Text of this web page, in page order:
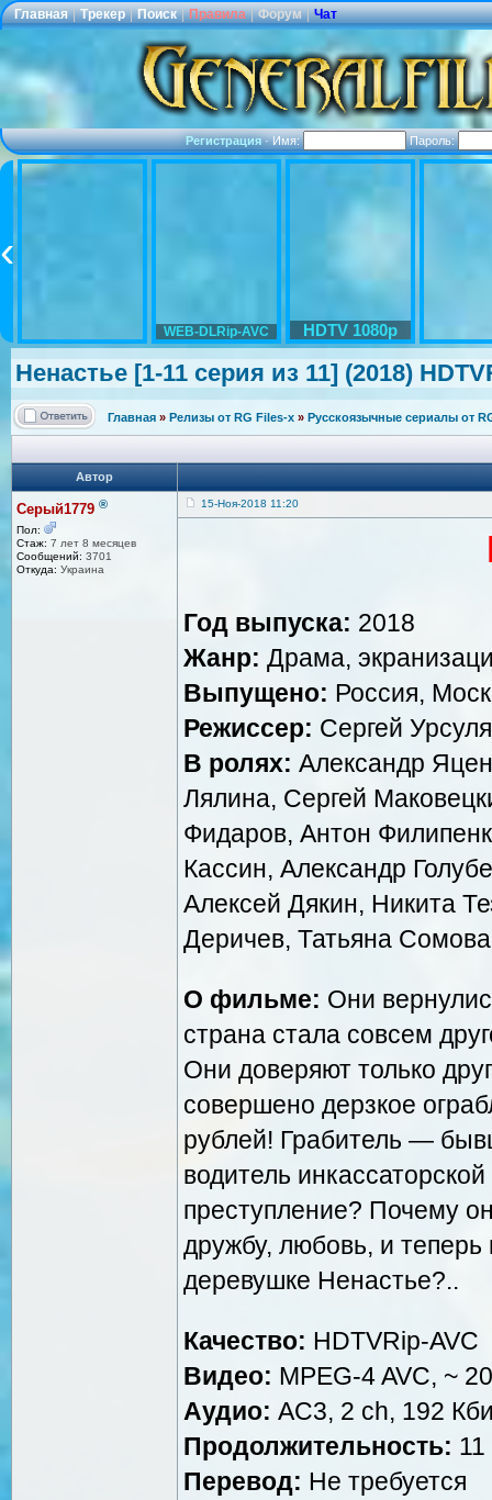
Главная | Трекер | Поиск | Правила | Форум | Чат
Регистрация·Имя: Пароль:
WEB-DLRip-AVC HDTV 1080p
Ненастье [1-11 серия из 11] (2018)
Главная » Релизы от RG Files-x » Русскоязычные сериалы от
Автор
Серый1779 ®
Пол:
Стаж: 7 лет 8 месяцев
Сообщений: 3701
Откуда: Украина
15-Ноя-2018 11:20
Год выпуска: 2018
Жанр: Драма,
Выпущено: Россия,
Режиссер: Сергей
В ролях: Александр
Лялина, Сергей
Фидаров, Антон
Кассин, Александр
Алексей Дякин, Никита
Деричев, Татьяна
О фильме: Они
страна стала совсем
Они доверяют только
совершено дерзкое
рублей! Грабитель —
водитель
преступление? Почему
дружбу, любовь, и
деревушке Ненастье?..
Качество: HDTVRip-AVC
Видео: MPEG-4 AVC, ~
Аудио: AC3, 2 ch, 192
Продолжительность:
Перевод: Не требуется